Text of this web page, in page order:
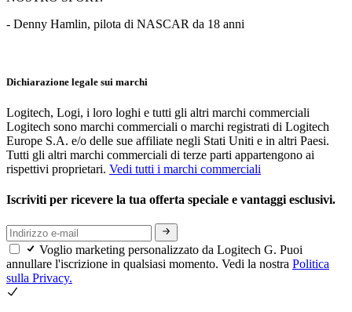
- Denny Hamlin, pilota di NASCAR da 18 anni
Dichiarazione legale sui marchi
Logitech, Logi, i loro loghi e tutti gli altri marchi commerciali
Logitech sono marchi commerciali o marchi registrati di Logitech
Europe S.A. e/o delle sue affiliate negli Stati Uniti e in altri Paesi.
Tutti gli altri marchi commerciali di terze parti appartengono ai
rispettivi proprietari. Vedi tutti i marchi commerciali
Iscriviti per ricevere la tua offerta speciale e vantaggi esclusivi.
Voglio marketing personalizzato da Logitech G. Puoi
annullare l'iscrizione in qualsiasi momento. Vedi la nostra Politica
sulla Privacy.